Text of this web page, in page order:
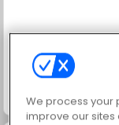
Juice Merge
We process your
improve our sites